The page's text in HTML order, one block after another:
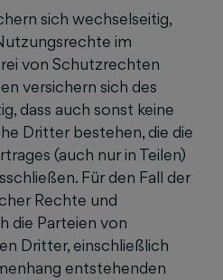
sich wechselseitig,
im
von Schutzrechten
versichern sich des
dass auch sonst keine
Dritter bestehen, die die
(auch nur in Teilen)
Für den Fall der
Rechte und
die Parteien von
Dritter, einschließlich
entstehenden